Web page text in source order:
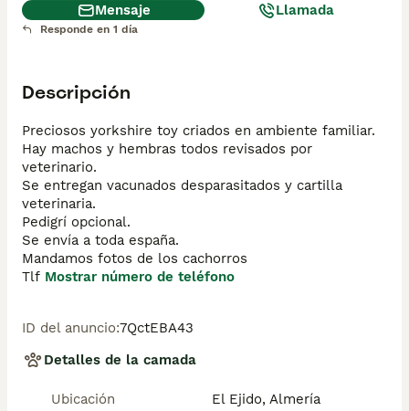
Mensaje Llamada
Responde en 1 día
Descripción
Preciosos yorkshire toy criados en ambiente familiar.
Hay machos y hembras todos revisados por
veterinario.
Se entregan vacunados desparasitados y cartilla
veterinaria.
Pedigrí opcional.
Se envía a toda españa.
Mandamos fotos de los cachorros
Tlf Mostrar número de teléfono
ID del anuncio:7QctEBA43
Detalles de la camada
Ubicación
El Ejido, Almería